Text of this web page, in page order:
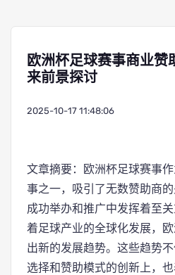
欧洲杯足球赛事商业
来前景探讨
2025-10-17 11:48:06
文章摘要：欧洲杯足球赛事
事之一，吸引了无数赞助商
成功举办和推广中发挥着至
着足球产业的全球化发展，
出新的发展趋势。这些趋势
选择和赞助模式的创新上，